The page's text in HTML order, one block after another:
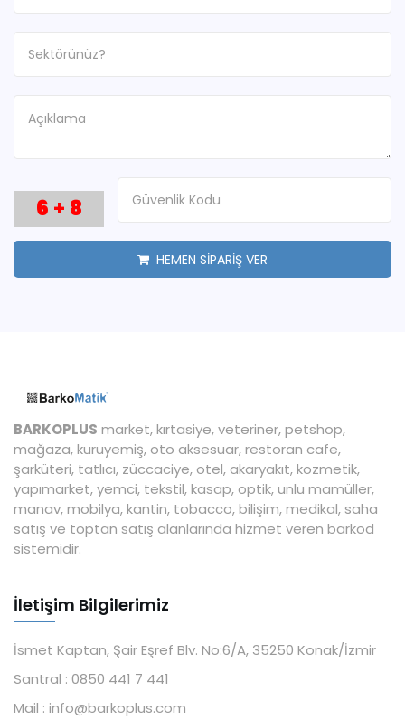
6 + 8
HEMEN SİPARİŞ VER
BARKOPLUS market, kırtasiye, veteriner, petshop,
mağaza, kuruyemiş, oto aksesuar, restoran cafe,
şarküteri, tatlıcı, züccaciye, otel, akaryakıt, kozmetik,
yapımarket, yemci, tekstil, kasap, optik, unlu mamüller,
manav, mobilya, kantin, tobacco, bilişim, medikal, saha
satış ve toptan satış alanlarında hizmet veren barkod
sistemidir.
İletişim Bilgilerimiz
İsmet Kaptan, Şair Eşref Blv. No:6/A, 35250 Konak/İzmir
Santral : 0850 441 7 441
Mail : info@barkoplus.com